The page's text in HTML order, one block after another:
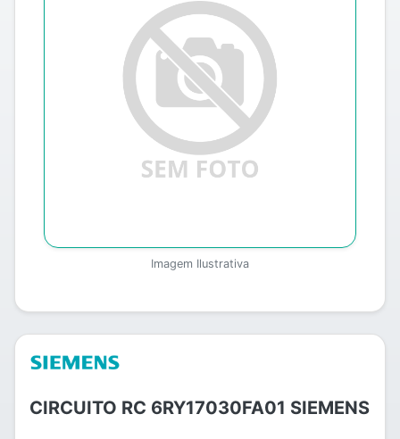
Imagem Ilustrativa
CIRCUITO RC 6RY17030FA01 SIEMENS